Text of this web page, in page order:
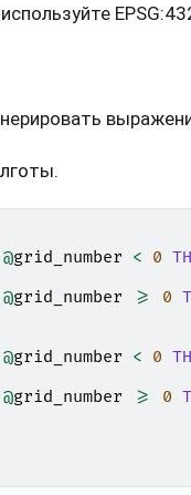
@grid_number < 0
@grid_number >= 0
@grid_number < 0
@grid_number >= 0